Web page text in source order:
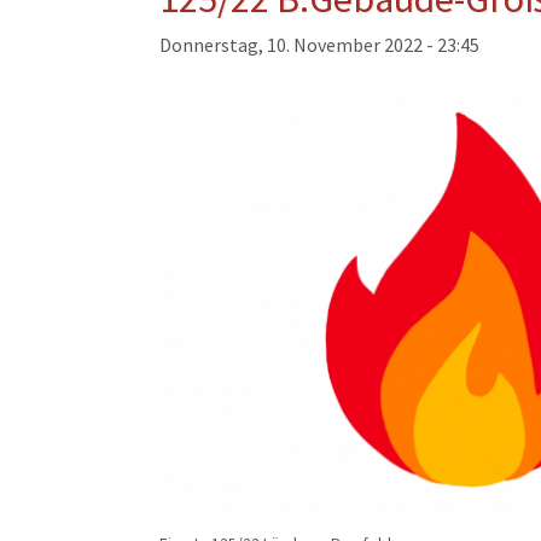
Alters- und
Donnerstag, 10. November 2022 - 23:45